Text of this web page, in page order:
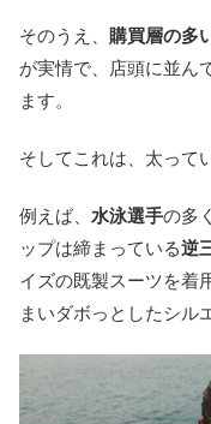
そのうえ、 購買層の多
が実情で、店頭に並ん
ます。
そしてこれは、太って
例えば、 水泳選手の多
ップは締まっている逆
イズの既製スーツを着
まいダボっとしたシル